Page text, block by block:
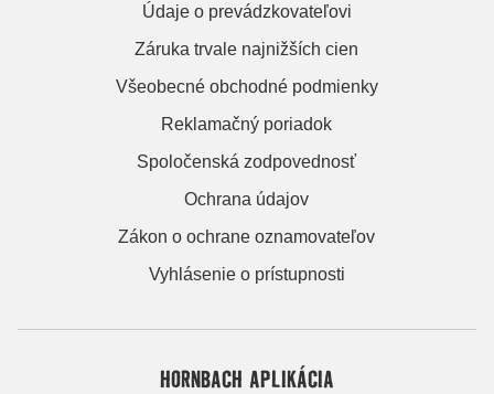
Údaje o prevádzkovateľovi
Záruka trvale najnižších cien
Všeobecné obchodné podmienky
Reklamačný poriadok
Spoločenská zodpovednosť
Ochrana údajov
Zákon o ochrane oznamovateľov
Vyhlásenie o prístupnosti
HORNBACH APLIKÁCIA